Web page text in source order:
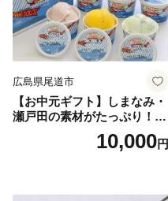
広島県尾道市
【お中元ギフト】しまなみ・
瀬戸田の素材がたっぷり！ジ
10,000円